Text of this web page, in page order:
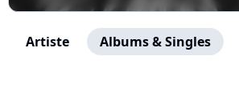
Artiste Albums & Singles